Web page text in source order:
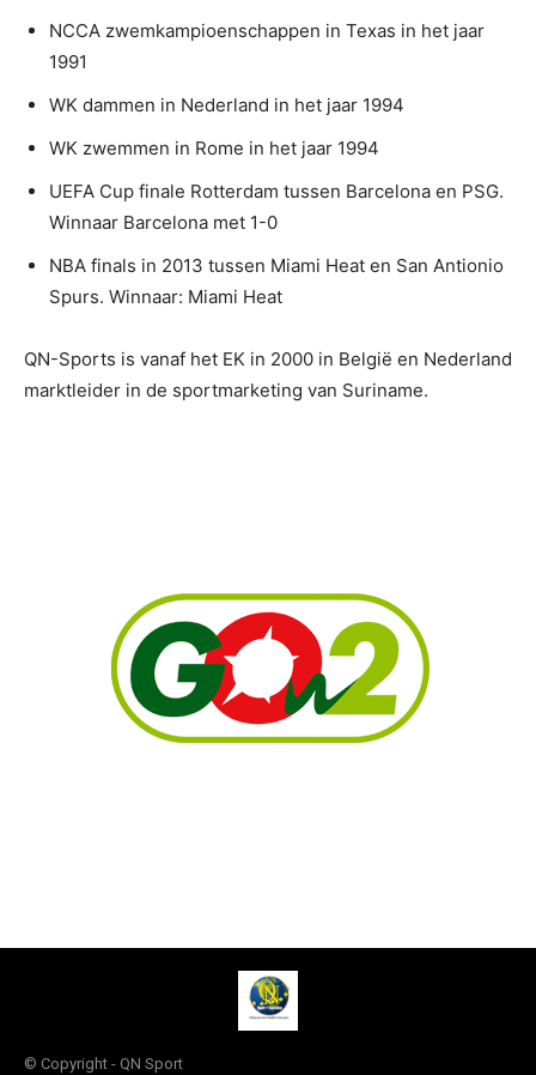
NCCA zwemkampioenschappen in Texas in het jaar
1991
WK dammen in Nederland in het jaar 1994
WK zwemmen in Rome in het jaar 1994
UEFA Cup finale Rotterdam tussen Barcelona en PSG.
Winnaar Barcelona met 1-0
NBA finals in 2013 tussen Miami Heat en San Antionio
Spurs. Winnaar: Miami Heat
QN-Sports is vanaf het EK in 2000 in België en Nederland
marktleider in de sportmarketing van Suriname.
© Copyright - QN Sport